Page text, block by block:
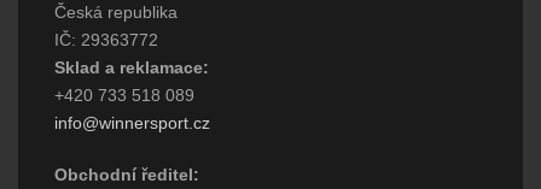
Česká republika
IČ: 29363772
Sklad a reklamace:
+420 733 518 089
info@winnersport.cz
Obchodní ředitel: